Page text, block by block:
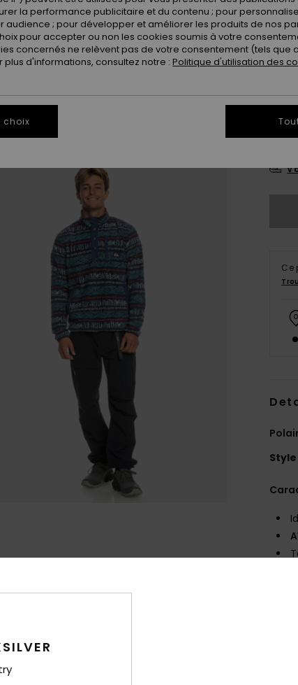
Ce
Style
la performance publicitaire et du contenu ; pour
audience ; pour développer et améliorer les produits de nos
pour accepter ou non les cookies soumis à votre
concernés ne relèvent pas de votre consentement (tels que
plus d'informations, consultez notre : Politique d'utilisation des
choix